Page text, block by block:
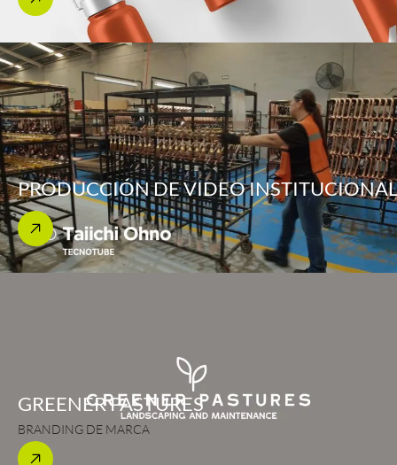
PRODUCCIÓN DE VIDEO INSTITUCIONAL
GREENER PASTURES
BRANDING DE MARCA